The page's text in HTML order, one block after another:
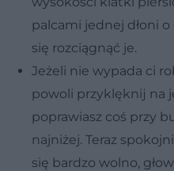
palcami jednej dłoni
się rozciągnąć je.
Jeżeli nie wypada ci
powoli przyklęknĳ na
poprawiasz coś przy
najniżej. Teraz
się bardzo wolno,